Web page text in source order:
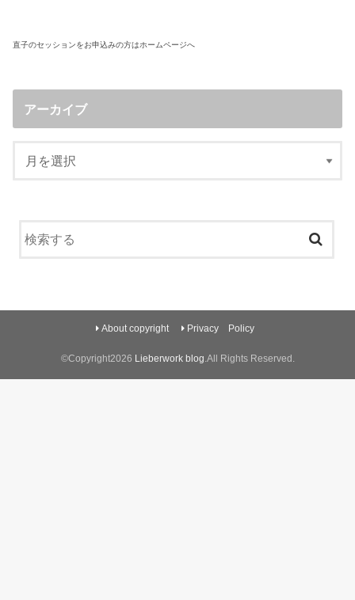
直子のセッションをお申込みの方はホームページへ
アーカイブ
About copyright Privacy Policy
©Copyright2026 Lieberwork blog .All Rights Reserved.